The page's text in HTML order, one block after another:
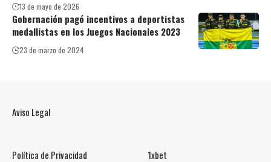
13 de mayo de 2026
Gobernación pagó incentivos a deportistas
medallistas en los Juegos Nacionales 2023
23 de marzo de 2024
Aviso Legal
Política de Privacidad 1xbet